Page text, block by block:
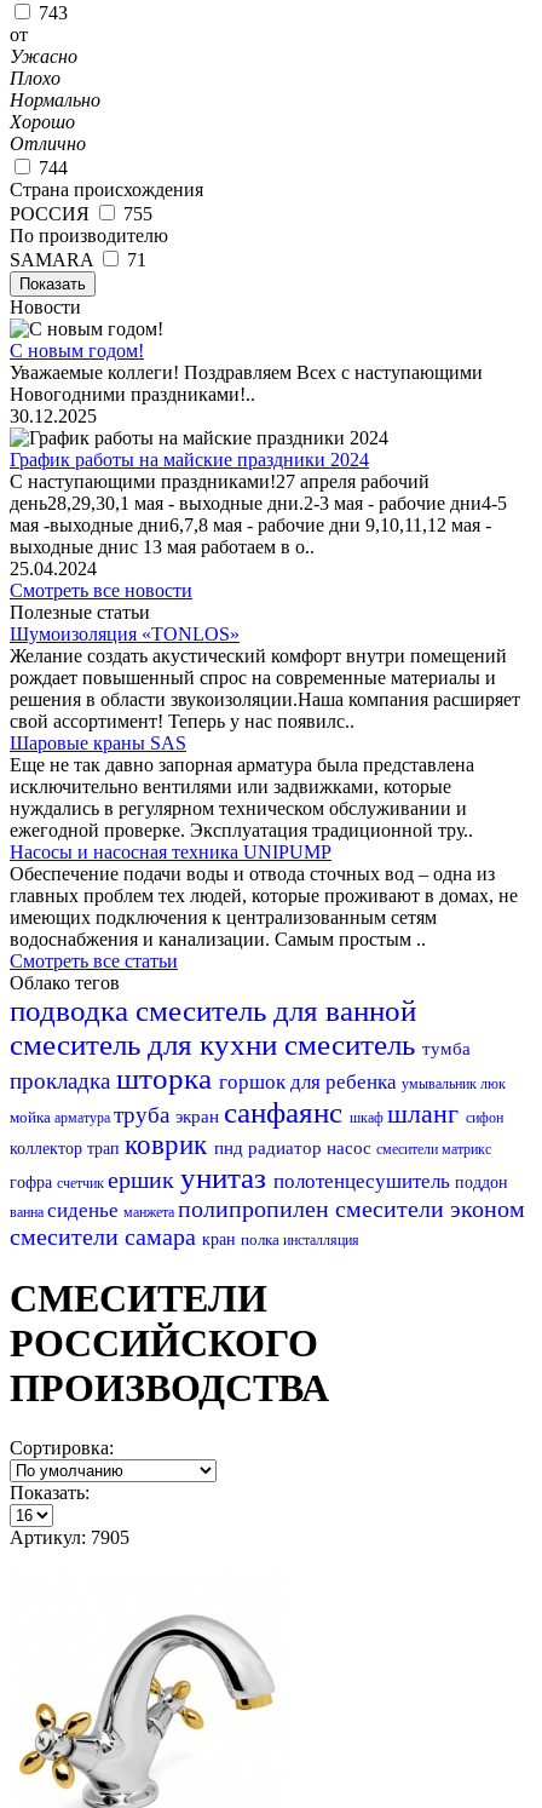
743
от
Ужасно
Плохо
Нормально
Хорошо
Отлично
744
Страна происхождения
РОССИЯ
755
По производителю
SAMARA
71
Показать
Новости
С новым годом!
Уважаемые коллеги! Поздравляем Всех с наступающими
Новогодними праздниками!..
30.12.2025
График работы на майские праздники 2024
С наступающими праздниками!27 апреля рабочий
день28,29,30,1 мая - выходные дни.2-3 мая - рабочие дни4-5
мая -выходные дни6,7,8 мая - рабочие дни 9,10,11,12 мая -
выходные днис 13 мая работаем в о..
25.04.2024
Смотреть все новости
Полезные статьи
Шумоизоляция «TONLOS»
Желание создать акустический комфорт внутри помещений
рождает повышенный спрос на современные материалы и
решения в области звукоизоляции.Наша компания расширяет
свой ассортимент! Теперь у нас появилс..
Шаровые краны SAS
Еще не так давно запорная арматура была представлена
исключительно вентилями или задвижками, которые
нуждались в регулярном техническом обслуживании и
ежегодной проверке. Эксплуатация традиционной тру..
Насосы и насосная техника UNIPUMP
Обеспечение подачи воды и отвода сточных вод – одна из
главных проблем тех людей, которые проживают в домах, не
имеющих подключения к централизованным сетям
водоснабжения и канализации. Самым простым ..
Смотреть все статьи
Облако тегов
подводка смеситель для ванной
смеситель для кухни смеситель тумба
прокладка шторка горшок для ребенка умывальник люк
мойка арматура труба экран санфаянс шкаф шланг сифон
коллектор трап коврик пнд радиатор насос смесители матрикс
гофра счетчик ершик унитаз полотенцесушитель поддон
ванна сиденье манжета полипропилен смесители эконом
смесители самара кран полка инсталляция
СМЕСИТЕЛИ
РОССИЙСКОГО
ПРОИЗВОДСТВА
Сортировка:
Показать:
Артикул: 7905